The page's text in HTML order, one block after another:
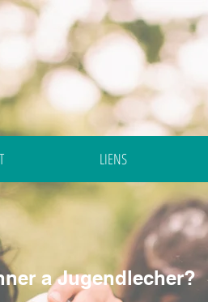
LIENS
a Jugendlecher?